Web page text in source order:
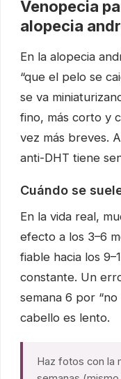
Venopecia
alopecia
En la alopecia
“que el pelo se
se va
fino, más corto y
vez más breves.
anti-DHT tiene
Cuándo se
En la vida real,
efecto a los 3–6
fiable hacia los
constante. Un
semana 6 por
cabello es lento.
Haz fotos con la